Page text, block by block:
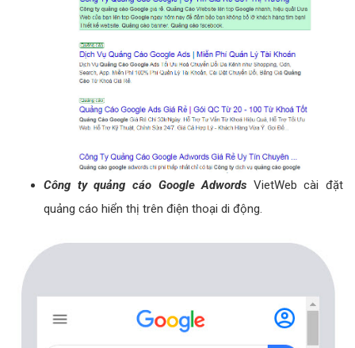
Công ty quảng cáo Google Adwords VietWeb cài đặt
quảng cáo hiển thị trên điện thoại di động.